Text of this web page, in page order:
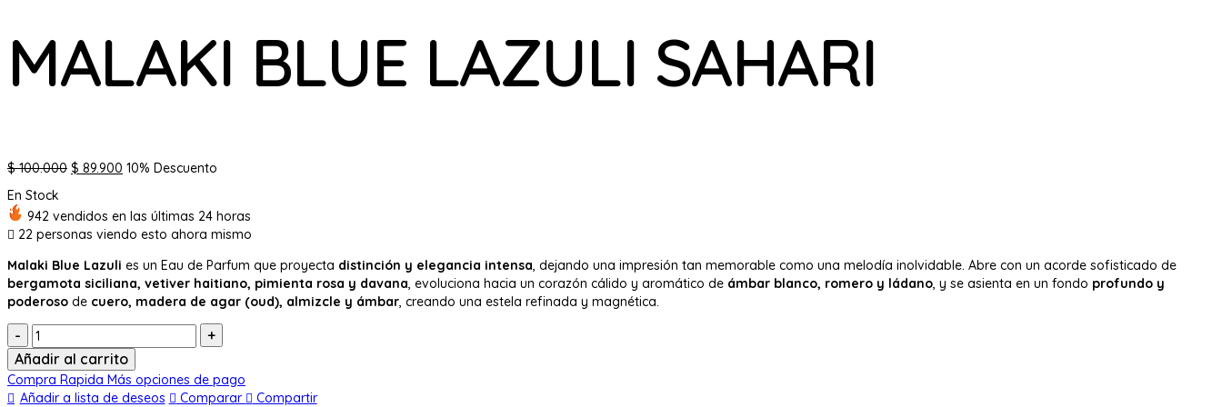
MALAKI BLUE LAZULI SAHARI
$100.000 El
era:
$ 100.000.
$ 89.900 El
es:
$ 89.900.
10% Descuento
En Stock
942 vendidos en las últimas 24 horas
22 personas viendo esto ahora mismo
Malaki Blue Lazuli es un Eau de Parfum que proyecta distinción y elegancia intensa, dejando una impresión tan memorable como una melodía inolvidable. Abre con un acorde sofisticado de
bergamota siciliana, vetiver haitiano, pimienta rosa y davana, evoluciona hacia un corazón cálido y aromático de ámbar blanco, romero y ládano, y se asienta en un fondo profundo y
poderoso de cuero, madera de agar (oud), almizcle y ámbar, creando una estela refinada y magnética.
Cantidad:
Añadir al carrito
Compra Rapida Más opciones de pago
Añadir a lista de deseos
Comparar
Compartir